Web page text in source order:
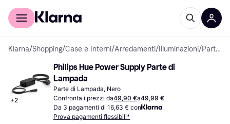
Per il tuo shopping
Klarna/Shopping/Case e Interni/Arredamenti/ Illuminazioni/ Parti di Lampada
+2
Philips Hue Power Supply Parte di
Lampada
Parte di Lampada, Nero
Confronta i prezzi da49,90 €a49,99 €
Da 3 pagamenti di 16,63 € con
Prova pagamenti flessibili*